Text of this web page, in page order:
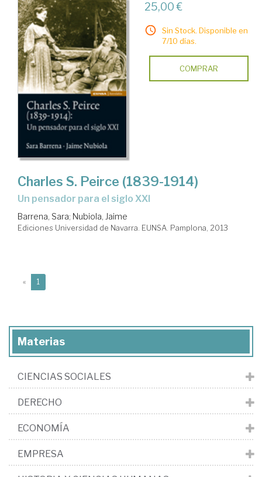
25,00 €
Sin Stock. Disponible en
7/10 días.
COMPRAR
Charles S. Peirce (1839-1914)
un pensador para el siglo XXI
Barrena, Sara; Nubiola, Jaime
Ediciones Universidad de Navarra. EUNSA. Pamplona, 2013
« 1
Materias
CIENCIAS SOCIALES
DERECHO
ECONOMÍA
EMPRESA